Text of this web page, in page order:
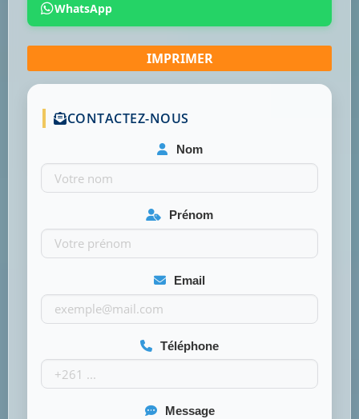
WhatsApp
CONTACTEZ-NOUS
Nom
Prénom
Email
Téléphone
Message